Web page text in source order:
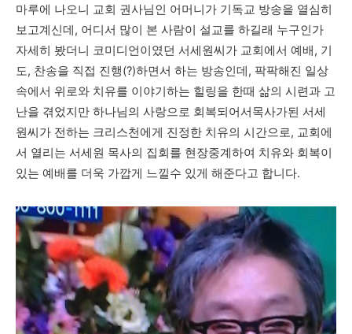
마루에 나오니 교회 권사님인 어머니가 기독교 방송을 열심히
보고계신데, 어디서 많이 본 사람이 설교를 하길래 누구인가
자세히 봤더니 코미디언이였던 서세원씨가 교회에서 예배, 기
도, 찬송을 직접 진행(?)하면서 하는 방송인데, 팍팍해진 일상
속에서 위로와 치유를 이야기하는 힐링을 한때 삶의 시련과 고
난을 겪었지만 하나님의 사랑으로 회복되어서목사가된 서세
원씨가 전하는 크리스천에게 진정한 치유의 시간으로, 교회에
서 열리는 서세원 목사의 집회를 현장중계하여 치유와 회복이
있는 예배를 더욱 가깝게 느낄수 있게 해준다고 합니다.